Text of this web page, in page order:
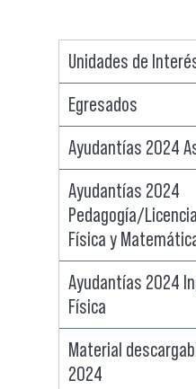
Unidades de
Egresados
Ayudantías 2024
Ayudantías 2024
Pedagogía/
Física y
Ayudantías 2024
Física
Material
2024